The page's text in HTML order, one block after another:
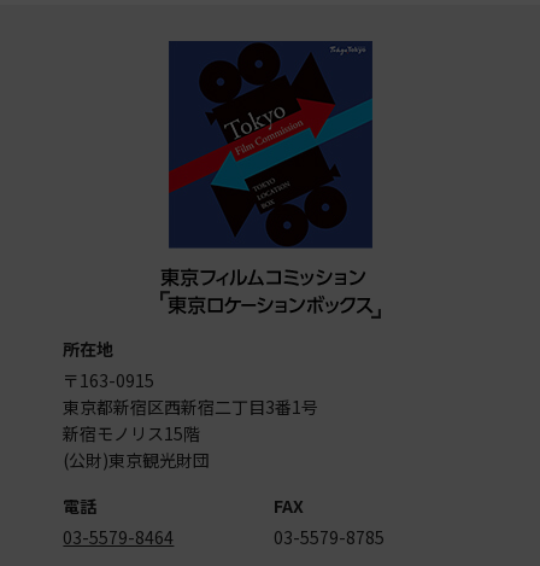
所在地
〒163-0915
東京都新宿区西新宿二丁目3番1号
新宿モノリス15階
(公財)東京観光財団
電話
03-5579-8464
FAX
03-5579-8785